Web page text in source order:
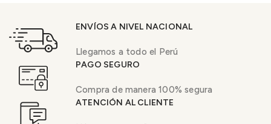
ENVÍOS A NIVEL NACIONAL
Llegamos a todo el Perú
PAGO SEGURO
Compra de manera 100% segura
ATENCIÓN AL CLIENTE